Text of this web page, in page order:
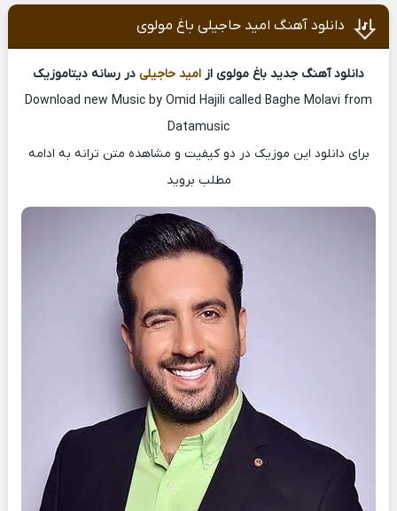
دانلود آهنگ امید حاجیلی باغ مولوی
دانلود آهنگ جدید باغ مولوی از امید حاجیلی در رسانه دیتاموزیک
Download new Music by Omid Hajili called Baghe Molavi from
Datamusic
برای دانلود این موزیک در دو کیفیت و مشاهده متن ترانه به ادامه
مطلب بروید